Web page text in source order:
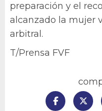
preparación y el
alcanzado la mujer
arbitral.
T/Prensa FVF